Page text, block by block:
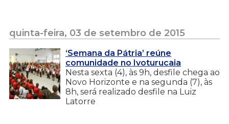
quinta-feira, 03 de setembro de 2015
‘Semana da Pátria’ reúne
comunidade no Ivoturucaia
Nesta sexta (4), às 9h, desfile chega ao
Novo Horizonte e na segunda (7), às
8h, será realizado desfile na Luiz
Latorre